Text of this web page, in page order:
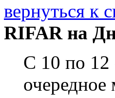
вернуться к
RIFAR на
С 10 по 12